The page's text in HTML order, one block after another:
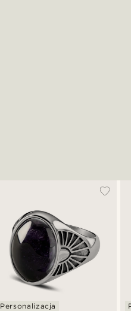
Personalizacja